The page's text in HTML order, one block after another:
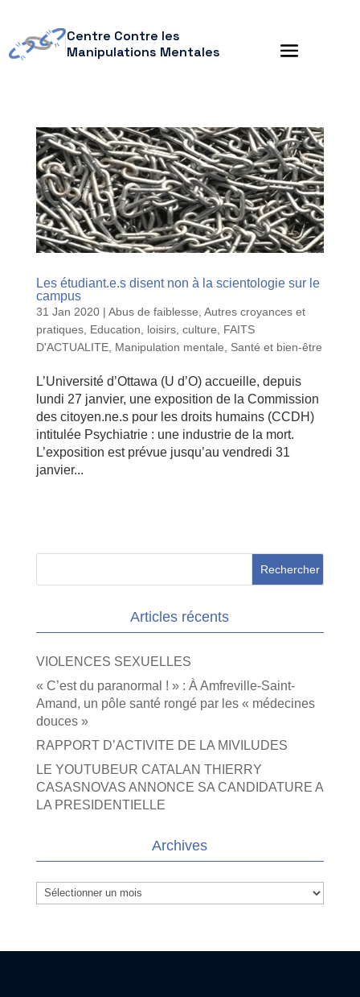
Centre Contre les
Manipulations Mentales
Les étudiant.e.s disent non à la scientologie sur le
campus
31 Jan 2020| Abus de faiblesse Autres croyances et
pratiques, Education, loisirs, culture
FAITS
D'ACTUALITE, Manipulation mentale Santé et bien-être
L’Uni­ver­sité d’Ot­tawa (U d’O) accueille, depuis
lundi 27 janvier, une expo­si­tion de la Commis­sion
des citoyen.ne.s pour les droits humains (CCDH)
inti­tu­lée Psychia­trie : une indus­trie de la mort.
L’ex­po­si­tion est prévue jusqu’au vendredi 31
janvier...
Articles récents
VIOLENCES SEXUELLES
« C’est du paranormal ! » : À Amfreville-Saint-
Amand, un pôle santé rongé par les « médecines
douces »
RAPPORT D’ACTIVITE DE LA MIVILUDES
LE YOUTUBEUR CATALAN THIERRY
CASASNOVAS ANNONCE SA CANDIDATURE A
LA PRESIDENTIELLE
Archives
Archives